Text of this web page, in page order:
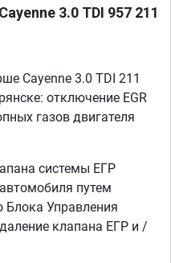
3.0 TDI 957 211
Cayenne 3.0 TDI 211
отключение EGR
газов двигателя
системы ЕГР
путем
Управления
клапана ЕГР и /